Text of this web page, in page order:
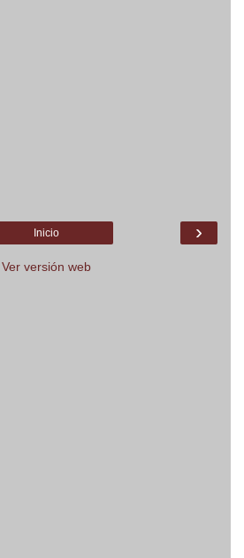
›
Inicio
Ver versión web